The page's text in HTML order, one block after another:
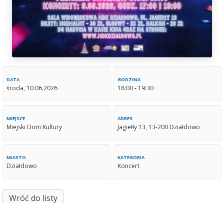
DATA
środa, 10.06.2026
GODZINA
18:00 - 19:30
MIEJSCE
Miejski Dom Kultury
ADRES
Jagiełły 13, 13-200 Działdowo
MIASTO
Działdowo
KATEGORIA
Koncert
Wróć do listy